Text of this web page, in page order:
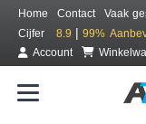
Home Contact
Vaak
Cijfer
8.9 | 99%
Account